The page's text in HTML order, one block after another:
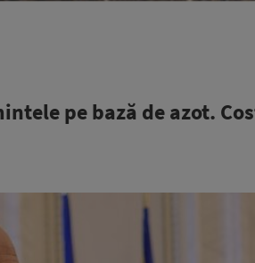
pe bază de azot.